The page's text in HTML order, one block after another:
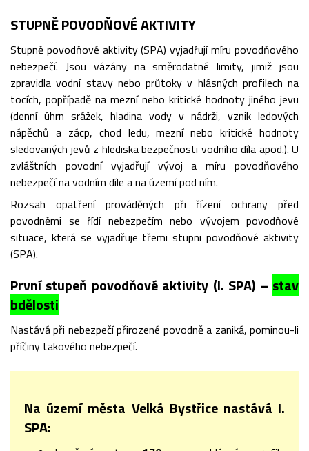
STUPNĚ POVODŇOVÉ AKTIVITY
Stupně povodňové aktivity (SPA) vyjadřují míru povodňového
nebezpečí. Jsou vázány na směrodatné limity, jimiž jsou
zpravidla vodní stavy nebo průtoky v hlásných profilech na
tocích, popřípadě na mezní nebo kritické hodnoty jiného jevu
(denní úhrn srážek, hladina vody v nádrži, vznik ledových
nápěchů a zácp, chod ledu, mezní nebo kritické hodnoty
sledovaných jevů z hlediska bezpečnosti vodního díla apod.). U
zvláštních povodní vyjadřují vývoj a míru povodňového
nebezpečí na vodním díle a na území pod ním.
Rozsah opatření prováděných při řízení ochrany před
povodněmi se řídí nebezpečím nebo vývojem povodňové
situace, která se vyjadřuje třemi stupni povodňové aktivity
(SPA).
První stupeň povodňové aktivity (I. SPA) – stav
bdělosti
Nastává při nebezpečí přirozené povodně a zaniká, pominou-li
příčiny takového nebezpečí.
Na území města Velká Bystřice nastává I.
SPA: